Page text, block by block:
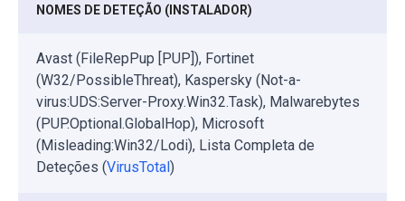
NOMES DE DETEÇÃO (INSTALADOR)
Avast (FileRepPup [PUP]), Fortinet
(W32/PossibleThreat), Kaspersky (Not-a-
virus:UDS:Server-Proxy.Win32.Task), Malwarebytes
(PUP.Optional.GlobalHop), Microsoft
(Misleading:Win32/Lodi), Lista Completa de
Deteções (VirusTotal )